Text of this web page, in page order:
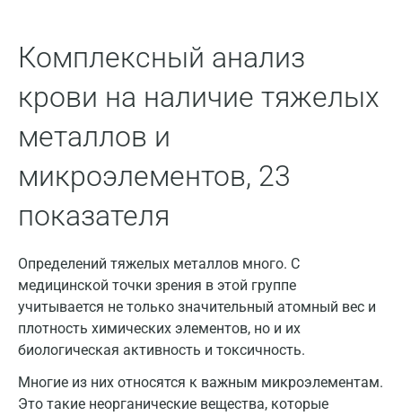
Комплексный анализ
крови на наличие тяжелых
металлов и
микроэлементов, 23
показателя
Определений тяжелых металлов много. С
медицинской точки зрения в этой группе
учитывается не только значительный атомный вес и
плотность химических элементов, но и их
биологическая активность и токсичность.
Многие из них относятся к важным микроэлементам.
Это такие неорганические вещества, которые
Волжский
Вологда
Воронеж
Голубое
Дзержинск
Дмитров
Долгопрудный